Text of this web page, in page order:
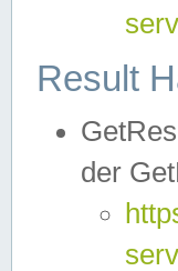
Result
der